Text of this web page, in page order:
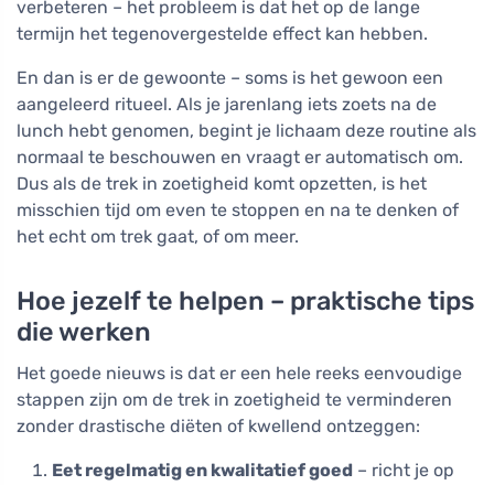
verbeteren – het probleem is dat het op de lange
termijn het tegenovergestelde effect kan hebben.
En dan is er de gewoonte – soms is het gewoon een
aangeleerd ritueel. Als je jarenlang iets zoets na de
lunch hebt genomen, begint je lichaam deze routine als
normaal te beschouwen en vraagt er automatisch om.
Dus als de trek in zoetigheid komt opzetten, is het
misschien tijd om even te stoppen en na te denken of
het echt om trek gaat, of om meer.
Hoe jezelf te helpen – praktische tips
die werken
Het goede nieuws is dat er een hele reeks eenvoudige
stappen zijn om de trek in zoetigheid te verminderen
zonder drastische diëten of kwellend ontzeggen:
Eet regelmatig en kwalitatief goed – richt je op